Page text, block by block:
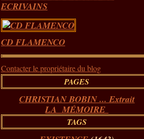
ECRIVAINS
CD FLAMENCO
Contacter le propriétaire du blog
PAGES
CHRISTIAN BOBIN ... Extrait
LA MÉMOIRE
TAGS